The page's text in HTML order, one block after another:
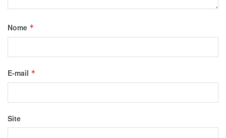
Nome *
E-mail *
Site